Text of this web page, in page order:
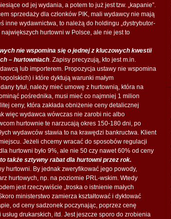
od jej wydania, a potem to już jest tzw. „kapanie”.
sprzedaży dla członków PIK, mali wydawcy nie mają
inne wydawnictwa, to należą do holdingu „dystrybutor-
hurtowni w Polsce, ale nie jest to
nie wspomina się o jednej z kluczowych kwestii
– hurtowniach . Zapisy precyzują, kto jest m.in.
lub importerem. Propozycja ustawy nie wspomina
i które dyktują warunki małym
tytuł, należy mieć umowę z hurtownią, która na
pośrednika, musi mieć co najmniej 1 milion
ceny, która zakłada obniżenie ceny detalicznej
więc wydawca wówczas nie zarobi nic albo
hurtownie te narzucają okres 150-180 dni, po
wydawców stawia to na krawędzi bankructwa. Klient
Jeżeli chcemy wracać do sposobów regulacji
hurtowni było 9%, ale nie 50 czy nawet 60% od ceny
także sztywny rabat dla hurtowni przez rok.
hurtowni. By jednak zweryfikować jego powody,
hurtowych, np. na poziomie PRL-wskim. Wtedy
jest rzeczywiście „troska o istnienie małych
ministerstwo zamierza kształtować i dyktować
od ceny sadzonek poczynając, poprzez cenę
drukarskich, itd. Jest jeszcze sporo do zrobienia